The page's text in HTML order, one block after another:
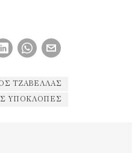
ΤΖΑΒΈΛΛΑΣ
ΥΠΟΚΛΟΠΈΣ